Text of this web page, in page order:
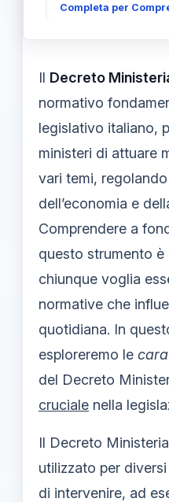
Completa per
Il Decreto
normativo
legislativo italiano,
ministeri di attuare
vari temi,
dell’economia e
Comprendere a
questo strumento è
chiunque voglia
normative che
quotidiana. In
esploreremo le
del Decreto
cruciale nella
Il Decreto
utilizzato per
di intervenire, ad